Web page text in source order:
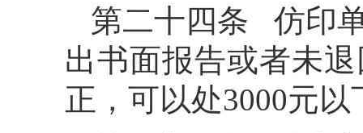
第二十四条 仿印
出书面报告或者未
正，可以处3000元